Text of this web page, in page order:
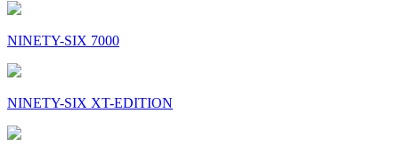
NINETY-SIX 7000
NINETY-SIX XT-EDITION